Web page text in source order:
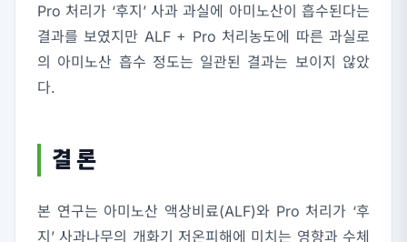
Pro 처리가 ‘후지’ 사과 과실에 아미노산이 흡수된다는
결과를 보였지만 ALF + Pro 처리농도에 따른 과실로
의 아미노산 흡수 정도는 일관된 결과는 보이지 않았
다.
결 론
본 연구는 아미노산 액상비료(ALF)와 Pro 처리가 ‘후
지’ 사과나무의 개화기 저온피해에 미치는 영향과 수체